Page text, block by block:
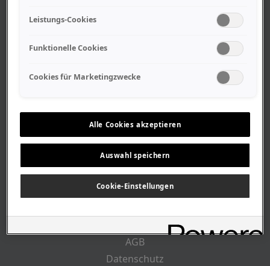
Geschäftszeiten
Stellenangebote
Geschichte
CUSTOMER INFO
AGB
Datenschutz
Leistungs-Cookies
Funktionelle Cookies
Cookies für Marketingzwecke
Alle Cookies akzeptieren
Auswahl speichern
Cookie-Einstellungen